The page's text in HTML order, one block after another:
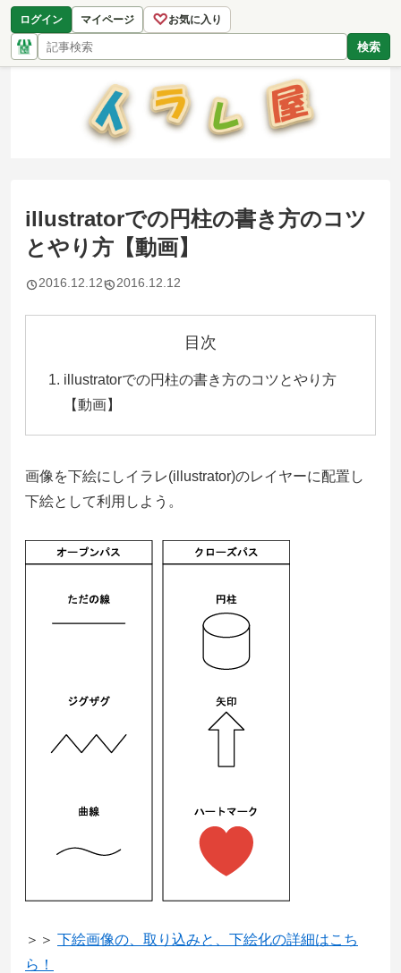
ログイン マイページ ♡お気に入り
検索
illustratorでの円柱の書き方のコツ
とやり方【動画】
2016.12.12 2016.12.12
目次
illustratorでの円柱の書き方のコツとやり方
【動画】
画像を下絵にしイラレ(illustrator)のレイヤーに配置し
下絵として利用しよう。
＞＞ 下絵画像の、取り込みと、下絵化の詳細はこち
ら！